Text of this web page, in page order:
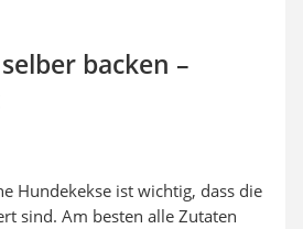
backen –
Hundekekse ist wichtig, dass die
sind. Am besten alle Zutaten